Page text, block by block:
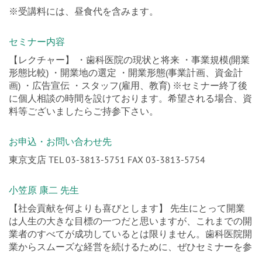
※受講料には、昼食代を含みます。
セミナー内容
【レクチャー】 ・歯科医院の現状と将来 ・事業規模(開業
形態比較) ・開業地の選定 ・開業形態(事業計画、資金計
画) ・広告宣伝 ・スタッフ(雇用、教育) ※セミナー終了後
に個人相談の時間を設けております。希望される場合、資
料等ございましたらご持参下さい。
お申込・お問い合わせ先
東京支店 TEL 03-3813-5751 FAX 03-3813-5754
小笠原 康二 先生
【社会貢献を何よりも喜びとします】 先生にとって開業
は人生の大きな目標の一つだと思いますが、これまでの開
業者のすべてが成功しているとは限りません。歯科医院開
業からスムーズな経営を続けるために、ぜひセミナーを参